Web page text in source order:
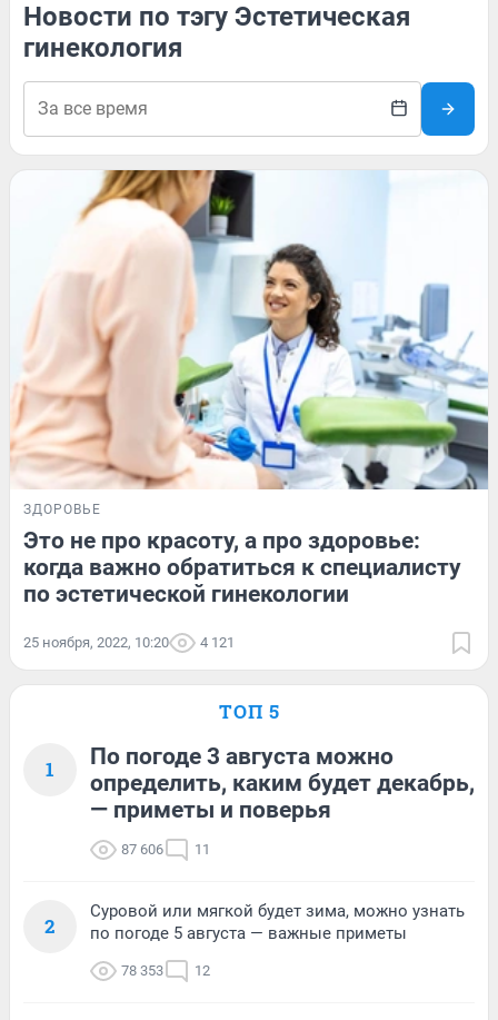
Новости по тэгу Эстетическая
гинекология
ЗДОРОВЬЕ
Это не про красоту, а про здоровье:
когда важно обратиться к специалисту
по эстетической гинекологии
25 ноября, 2022, 10:20 4 121
ТОП 5
1
По погоде 3 августа можно
определить, каким будет декабрь,
— приметы и поверья
87 606 11
2
Суровой или мягкой будет зима, можно узнать
по погоде 5 августа — важные приметы
78 353 12